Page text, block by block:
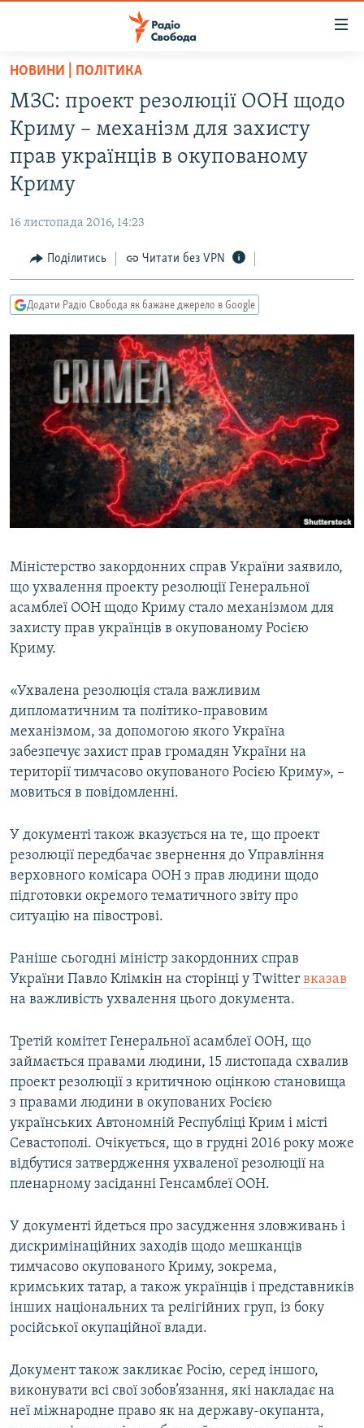
Перейти
основного
матеріалу
Перейти
до
основної
Перейти
пошуку
ВСЕ ЗА ДОБУ
СТАТТІ
КУЛЬТУРА
СПОРТ
СВІТ
ВІЙНА
ДОНБАС.РЕАЛІЇ
КРИМ.РЕАЛІЇ
ТИ ЯК?
КИТАЙ.ВИКЛИКИ
МУЛЬТИМЕДІА
ФОТО
СПЕЦПРОЄКТИ
ПОДКАСТИ
РУС
УКР
КТАТ
ДОЛУЧАЙСЯ!
Усі сайти RFE/RL
НОВИНИ | ПОЛІТИКА
МЗС: проект резолюції ООН щодо
Криму – механізм для захисту
прав українців в окупованому
Криму
16 листопада 2016, 14:23
Поділитись Читати без VPN
Додати Радіо Свобода як бажане джерело в Google
Міністерство закордонних справ України заявило,
що ухвалення проекту резолюції Генеральної
асамблеї ООН щодо Криму стало механізмом для
захисту прав українців в окупованому Росією
Криму.
«Ухвалена резолюція стала важливим
дипломатичним та політико-правовим
механізмом, за допомогою якого Україна
забезпечує захист прав громадян України на
території тимчасово окупованого Росією Криму», –
мовиться в повідомленні.
У документі також вказується на те, що проект
резолюції передбачає звернення до Управління
верховного комісара ООН з прав людини щодо
підготовки окремого тематичного звіту про
ситуацію на півострові.
Раніше сьогодні міністр закордонних справ
України Павло Клімкін на сторінці у Twitter вказав
на важливість ухвалення цього документа.
Третій комітет Генеральної асамблеї ООН, що
займається правами людини, 15 листопада схвалив
проект резолюції з критичною оцінкою становища
з правами людини в окупованих Росією
українських Автономній Республіці Крим і місті
Севастополі. Очікується, що в грудні 2016 року може
відбутися затвердження ухваленої резолюції на
пленарному засіданні Генсамблеї ООН.
У документі йдеться про засудження зловживань і
дискримінаційних заходів щодо мешканців
тимчасово окупованого Криму, зокрема,
кримських татар, а також українців і представників
інших національних та релігійних груп, із боку
російської окупаційної влади.
Документ також закликає Росію, серед іншого,
виконувати всі свої зобов’язання, які накладає на
неї міжнародне право як на державу-окупанта,